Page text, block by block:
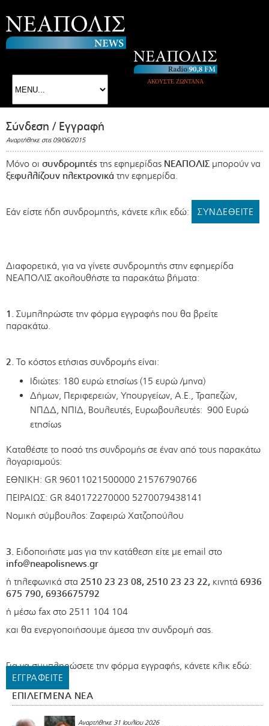
ΑΚΟΥΣΤΕ ΖΩΝΤΑΝΑ
Σύνδεση / Εγγραφή
Αναρτήθηκε στις 09/06/2015
Μόνο οι συνδρομητές της εφημερίδας ΝΕΑΠΟΛΙΣ μπορούν να
ξεφυλλίζουν ηλεκτρονικά την εφημερίδα.
Εάν είστε ήδη συνδρομητής, κάνετε κλικ εδώ: ΣΥΝΔΕΘΕΙΤΕ
Διαφορετικά, για να γίνετε συνδρομητής στην εφημερίδα
ΝΕΑΠΟΛΙΣ ακολουθήστε τα παρακάτω βήματα:
1. Συμπληρώστε την φόρμα εγγραφής που θα βρείτε
παρακάτω.
2. Το κόστος ετήσιας συνδρομής είναι:
Ιδιώτες: 180 ευρώ ετησίως (15 ευρώ /μηνα)
Δήμων, Περιφερειών, Υπουργείων, Α.Ε., Τραπεζών,
ΝΠΔΔ, ΝΠΙΔ, Βουλευτές, Ευρωβουλευτές: 900 Ευρώ
ετησίως
Καταθέστε το ποσό της συνδρομής σε έναν από τους παρακάτω
λογαριαμούς:
ΕΘΝΙΚΗ: GR 96011021500000 21576790766
ΠΕΙΡΑΙΩΣ: GR 840172270000 5270079438141
Νομική σύμβουλος: Ζαφειρώ Χατζοπούλου
3. Ειδοποιήστε μας για την κατάθεση είτε με email στο
info@neapolisnews.gr
ή τηλεφωνικά στα 2510 23 23 08, 2510 23 23 22, κινητά 6936
675 790, 6936675792
ή μέσω fax στο 2511 104 104
και θα ενεργοποιήσουμε άμεσα την συνδρομή σας.
Για να συμπληρώσετε την φόρμα εγγραφής, κάνετε κλικ εδώ:
ΕΓΓΡΑΦΕΙΤΕ
ΕΠΙΛΕΓΜΕΝΑ ΝΕΑ
Αναρτήθηκε 31 Ιουλίου 2026